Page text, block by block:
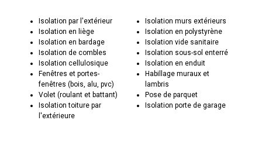
Isolation par l'extérieur
Isolation en liège
Isolation en bardage
Isolation de combles
Isolation cellulosique
Fenêtres et portes-
fenêtres (bois, alu, pvc)
Volet (roulant et battant)
Isolation toiture par
l'extérieure
Isolation murs extérieurs
Isolation en polystyrène
Isolation vide sanitaire
Isolation sous-sol enterré
Isolation en enduit
Habillage muraux et
lambris
Pose de parquet
Isolation porte de garage